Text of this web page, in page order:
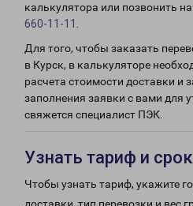
калькулятора или позвонить
660-11-11
Для того, чтобы заказать
в Курск, в калькуляторе
расчета стоимости доставки и
заполнения заявки с вами для
свяжется специалист ПЭК.
Узнать тариф и
Чтобы узнать тариф, укажите